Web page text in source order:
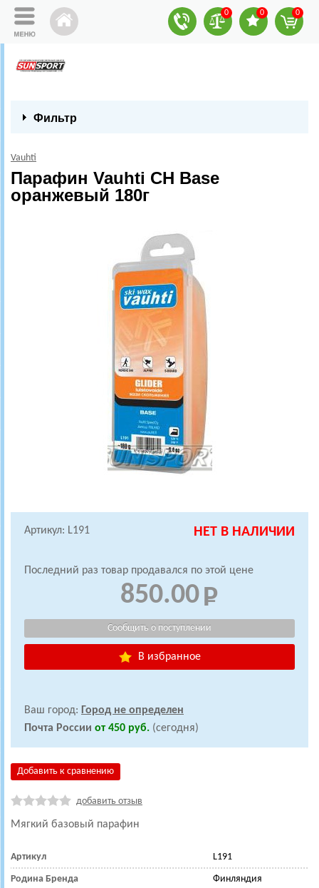
0 0 0
Фильтр
Vauhti
Парафин Vauhti CH Base
оранжевый 180г
Артикул: L191 НЕТ В НАЛИЧИИ
Последний раз товар продавался по этой цене
850.00
В избранное
Ваш город: Город не определен
Почта России от 450 руб. (сегодня)
Добавить к сравнению
добавить отзыв
Мягкий базовый парафин
Артикул L191
Родина Бренда Финляндия